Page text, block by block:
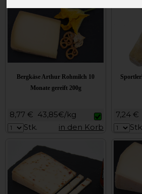
Bergkäse Arthur Rohmilch 10
Monate gereift 200g
8,77 € 43,85€/kg
Stk.
in den Korb
7,24 €